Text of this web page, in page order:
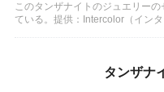
このタンザナイトのジュエリー
ている。提供：Intercolor（インタ
タンザナ